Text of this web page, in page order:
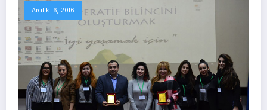
Aralık 16, 2016